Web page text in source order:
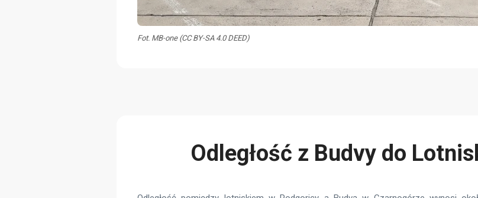
Fot. MB-one (CC BY-SA 4.0 DEED)
Odległość z Budvy do